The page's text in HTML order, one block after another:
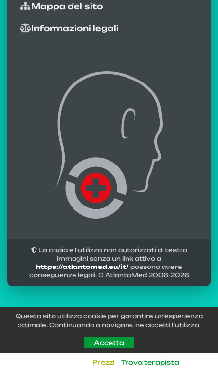
Mappa del sito
Informazioni legali
La copia e l'utilizzo non autorizzati di testi o
immagini senza un link attivo a
https://atlantomed.eu/it/ possono avere
conseguenze legali. © AtlantoMed 2006-2026
Prezzi Trova terapista
Questo sito utilizza cookie per garantire un’esperienza
ottimale. Continuando a navigare, ne accetti l’utilizzo.
Accetta